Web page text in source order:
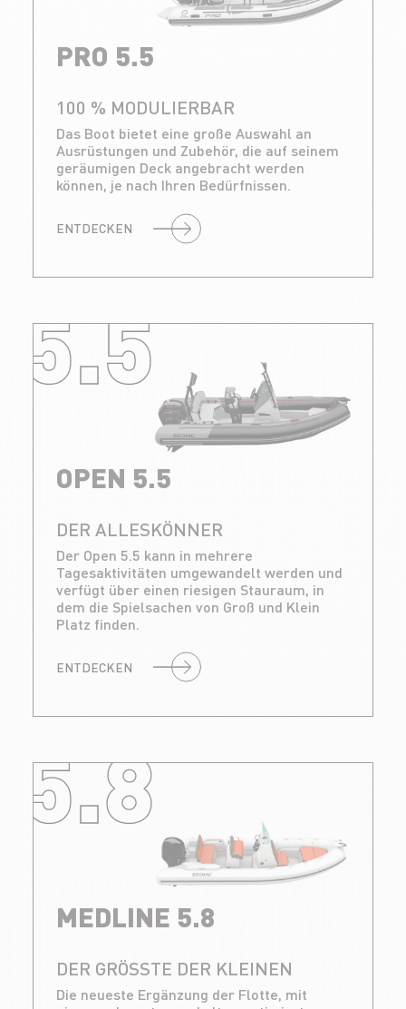
PRO 5.5
100 % MODULIERBAR
Das Boot bietet eine große Auswahl an
Ausrüstungen und Zubehör, die auf seinem
geräumigen Deck angebracht werden
können, je nach Ihren Bedürfnissen.
ENTDECKEN
5.5
OPEN 5.5
DER ALLESKÖNNER
Der Open 5.5 kann in mehrere
Tagesaktivitäten umgewandelt werden und
verfügt über einen riesigen Stauraum, in
dem die Spielsachen von Groß und Klein
Platz finden.
ENTDECKEN
5.8
MEDLINE 5.8
DER GRÖSSTE DER KLEINEN
Die neueste Ergänzung der Flotte, mit